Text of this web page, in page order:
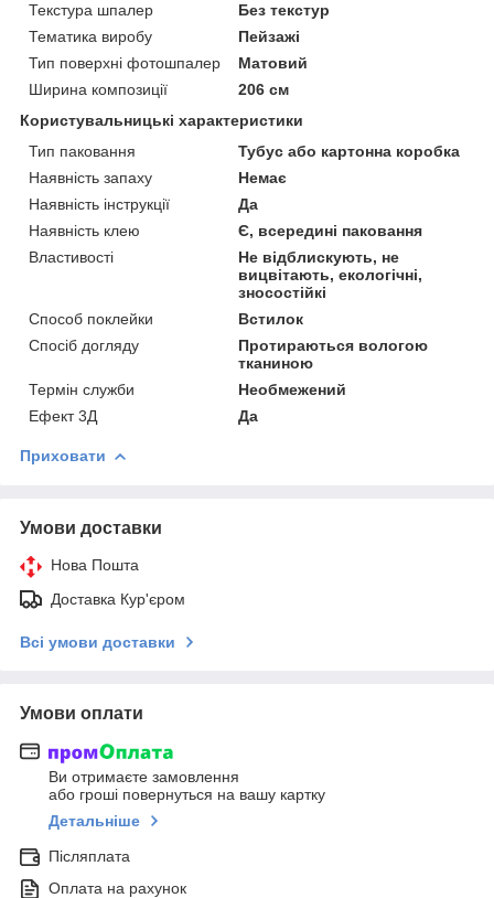
Текстура шпалер
Без текстур
Тематика виробу
Пейзажі
Тип поверхні фотошпалер
Матовий
Ширина композиції
206 см
Користувальницькі характеристики
Тип паковання
Тубус або картонна коробка
Наявність запаху
Немає
Наявність інструкції
Да
Наявність клею
Є, всередині паковання
Властивості
Не відблискують, не
вицвітають, екологічні,
зносостійкі
Способ поклейки
Встилок
Спосіб догляду
Протираються вологою
тканиною
Термін служби
Необмежений
Ефект 3Д
Да
Приховати
Умови доставки
Нова Пошта
Доставка Кур'єром
Всі умови доставки
Умови оплати
Ви отримаєте замовлення
або гроші повернуться на вашу картку
Детальніше
Післяплата
Оплата на рахунок